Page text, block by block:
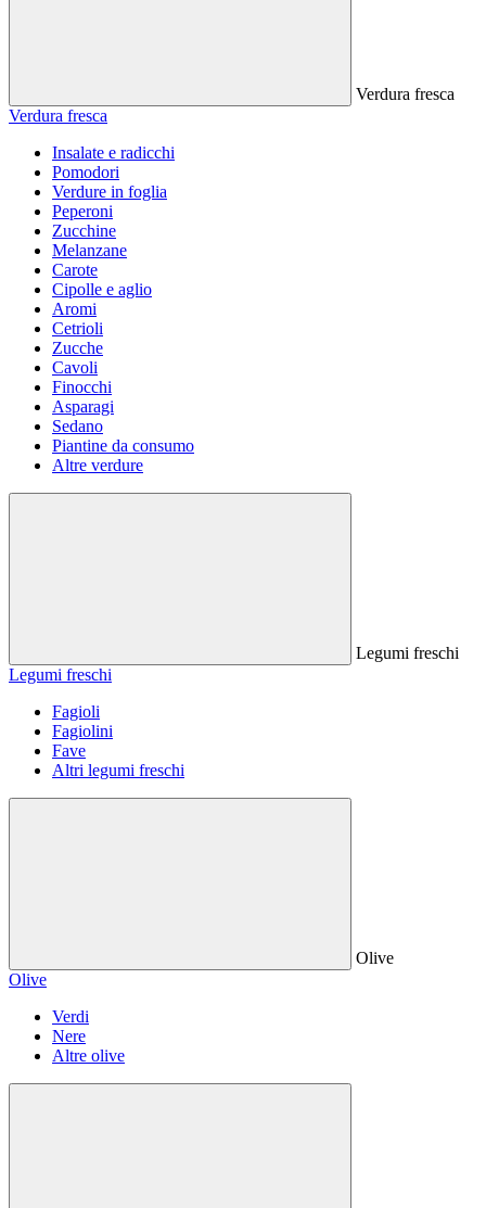
Verdura fresca
Verdura fresca
Insalate e radicchi
Pomodori
Verdure in foglia
Peperoni
Zucchine
Melanzane
Carote
Cipolle e aglio
Aromi
Cetrioli
Zucche
Cavoli
Finocchi
Asparagi
Sedano
Piantine da consumo
Altre verdure
Legumi freschi
Legumi freschi
Fagioli
Fagiolini
Fave
Altri legumi freschi
Olive
Olive
Verdi
Nere
Altre olive